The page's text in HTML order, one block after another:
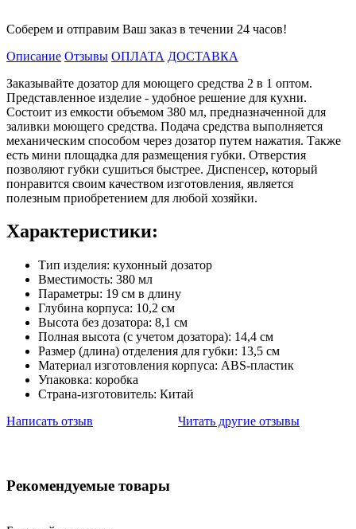
Соберем и отправим Ваш заказ в течении 24 часов!
Описание Отзывы ОПЛАТА ДОСТАВКА
Заказывайте дозатор для моющего средства 2 в 1 оптом.
Представленное изделие - удобное решение для кухни.
Состоит из емкости объемом 380 мл, предназначенной для
заливки моющего средства. Подача средства выполняется
механическим способом через дозатор путем нажатия. Также
есть мини площадка для размещения губки. Отверстия
позволяют губки сушиться быстрее. Диспенсер, который
понравится своим качеством изготовления, является
полезным приобретением для любой хозяйки.
Характеристики:
Тип изделия: кухонный дозатор
Вместимость: 380 мл
Параметры: 19 см в длину
Глубина корпуса: 10,2 см
Высота без дозатора: 8,1 см
Полная высота (с учетом дозатора): 14,4 см
Размер (длина) отделения для губки: 13,5 см
Материал изготовления корпуса: ABS-пластик
Упаковка: коробка
Страна-изготовитель: Китай
Написать отзыв
Читать другие отзывы
Рекомендуемые товары